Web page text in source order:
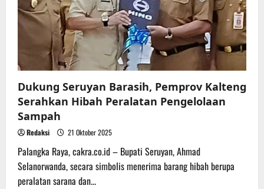
Dukung Seruyan Barasih, Pemprov Kalteng
Serahkan Hibah Peralatan Pengelolaan
Sampah
Redaksi 21 Oktober 2025
Palangka Raya, cakra.co.id – Bupati Seruyan, Ahmad
Selanorwanda, secara simbolis menerima barang hibah berupa
peralatan sarana dan...